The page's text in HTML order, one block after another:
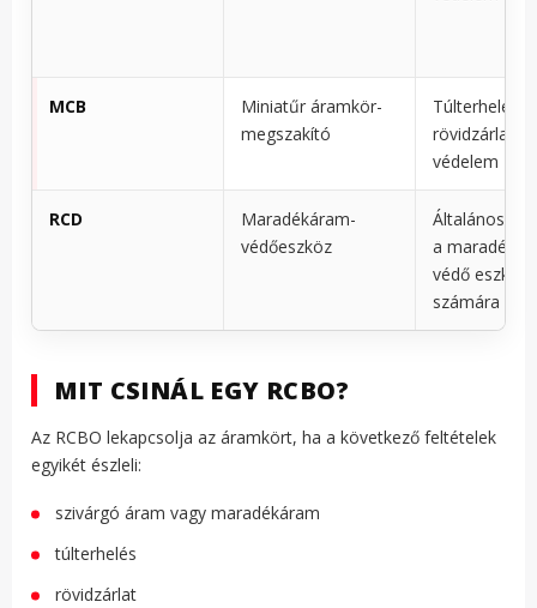
MCB
Miniatűr áramkör-
megszakító
Túlterhelés
rövidzárlat
védelem
RCD
Maradékáram-
védőeszköz
Általános
a
védő
számára
MIT CSINÁL EGY RCBO?
Az RCBO lekapcsolja az áramkört, ha a következő feltételek
egyikét észleli:
szivárgó áram vagy maradékáram
túlterhelés
rövidzárlat